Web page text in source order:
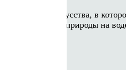
объект искусства, в
от самой природы на